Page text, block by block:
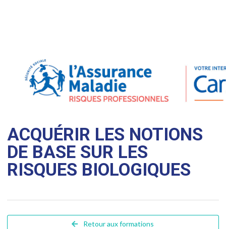
ACQUÉRIR LES NOTIONS
DE BASE SUR LES
RISQUES BIOLOGIQUES
Retour aux formations